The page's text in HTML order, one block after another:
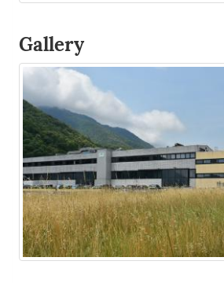
Gallery